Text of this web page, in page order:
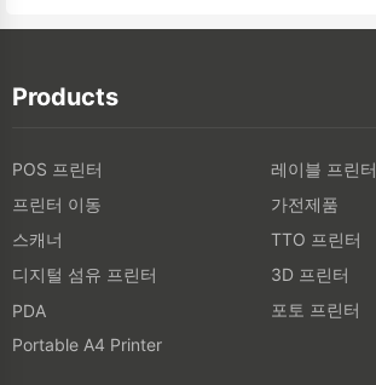
Products
POS 프린터
레이블 프린터
프린터 이동
가전제품
스캐너
TTO 프린터
디지털 섬유 프린터
3D 프린터
PDA
포토 프린터
Portable A4 Printer